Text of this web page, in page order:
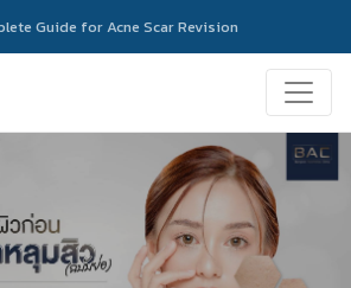
Guide for Acne Scar Revision